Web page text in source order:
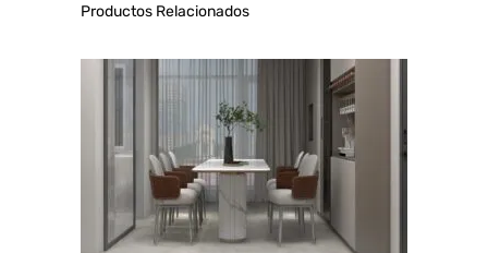
Productos Relacionados